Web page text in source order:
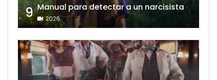
9 Manual para detectar a un narcisista
2026